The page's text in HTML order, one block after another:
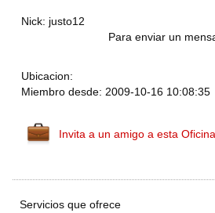
Nick: justo12
Para enviar un
Ubicacion:
Miembro desde: 2009-10-16 10:08:35
Invita a un amigo a esta Oficina
Servicios que ofrece